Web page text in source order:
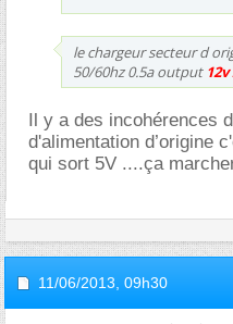
le chargeur secteur d
50/60hz 0.5a output
Il y a des incohérences
d'alimentation d’origine
qui sort 5V ....ça
11/06/2013, 09h30